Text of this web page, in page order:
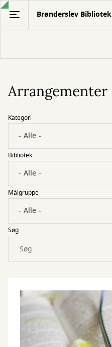
Gå
hovedindhold
Brønderslev Bibliotek
Arrangementer
Kategori
Bibliotek
Målgruppe
Søg